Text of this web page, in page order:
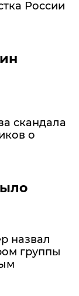
России
скандала
о
назвал
группы